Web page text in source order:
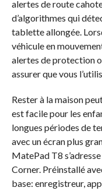
alertes de route
d’algorithmes qui
tablette allongée.
véhicule en
alertes de protection
assurer que vous
Rester à la maison
est facile pour les
longues périodes de
avec un écran plus
MatePad T8
Corner. Préinstallé
base: enregistreur,